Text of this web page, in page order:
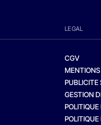
LEGAL
CGV
MENTIONS
PUBLICITE
GESTION
POLITIQUE